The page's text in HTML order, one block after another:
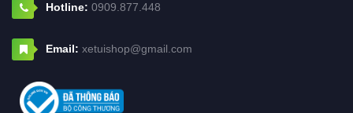
Hotline: 0909.877.448
Email: xetuishop@gmail.com